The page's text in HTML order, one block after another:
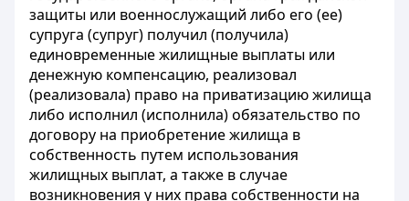
защиты или военнослужащий либо его (ее)
супруга (супруг) получил (получила)
единовременные жилищные выплаты или
денежную компенсацию, реализовал
(реализовала) право на приватизацию жилища
либо исполнил (исполнила) обязательство по
договору на приобретение жилища в
собственность путем использования
жилищных выплат, а также в случае
возникновения у них права собственности на